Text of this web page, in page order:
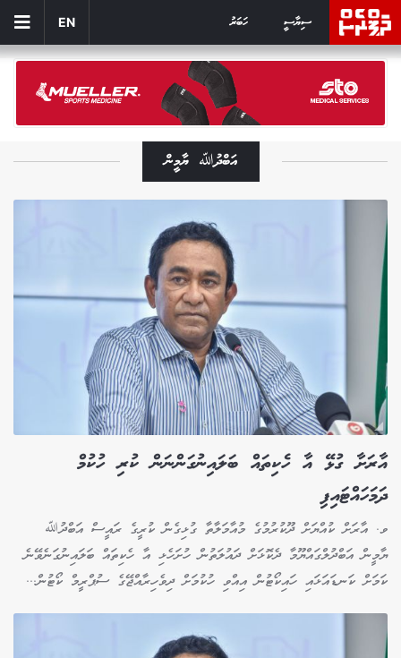
ސިޔާސީ ހަބަރު EN
އަބްދުﷲ ޔާމީން
އާރަށާ ގުޅޭ އާ ހެކިތައް ބަލައިނުގަންނަން ކުރި ހުކުމް
ދަމަހައްޓައިފި
ވ. އާރަށް ކުއްޔަށް ދޫކުރުމުގެ މުއާމަލާތާ ގުޅިގެން ކުރީގެ ރައީސް އަބްދުﷲ
ޔާމީން އަބްދުލްގައްޔޫމާ ދެކޮޅަށް ދައުލަތުން ހުށަހެޅި އާ ހެކިތައް ބަލައިނުގަނެވޭނެ
ކަމަށް ކަނޑައަޅައި ހައިކޯޓުން އިއްވި ހުކުމަށް ދިވެހިރާއްޖޭގެ ސުޕްރީމް ކޯޓުން...